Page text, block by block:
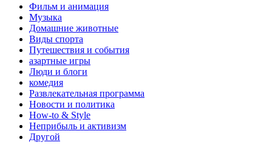
Фильм и анимация
Музыка
Домашние животные
Виды спорта
Путешествия и события
азартные игры
Люди и блоги
комедия
Развлекательная программа
Новости и политика
How-to & Style
Неприбыль и активизм
Другой